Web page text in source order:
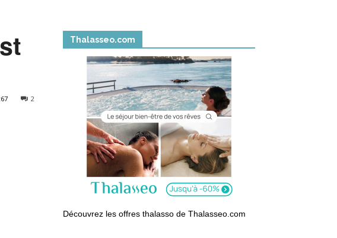
2
Thalasseo.com
Découvrez les offres thalasso de Thalasseo.com